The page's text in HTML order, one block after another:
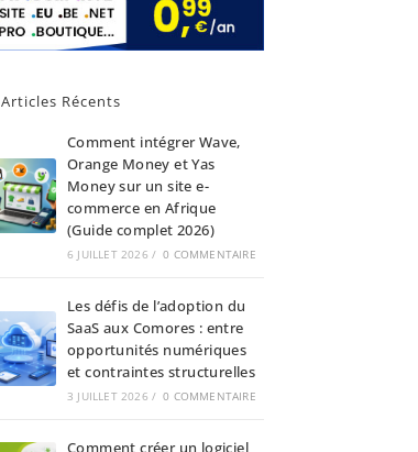
Articles Récents
Comment intégrer Wave,
Orange Money et Yas
Money sur un site e-
commerce en Afrique
(Guide complet 2026)
6 JUILLET 2026 / 0 COMMENTAIRE
Les défis de l’adoption du
SaaS aux Comores : entre
opportunités numériques
et contraintes structurelles
3 JUILLET 2026 / 0 COMMENTAIRE
Comment créer un logiciel